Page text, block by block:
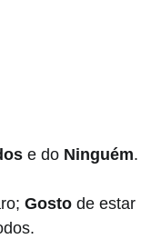
e do Ninguém.
Gosto de estar